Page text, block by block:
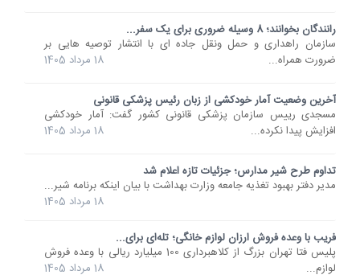
رانندگان بخوانند؛ 8 وسیله ضروری برای یک سفر...
سازمان راهداری و حمل ونقل جاده ای با انتشار توصیه هایی بر
ضرورت همراه...
18 مرداد 1405
آخرین وضعیت آمار خودکشی از زبان رئیس پزشکی قانونی
مسجدی رییس سازمان پزشکی قانونی کشور گفت: آمار خودکشی
افزایش پیدا نکرده...
18 مرداد 1405
تداوم طرح شیر مدارس؛ جزئیات تازه اعلام شد
مدیر دفتر بهبود تغذیه جامعه وزارت بهداشت با بیان اینکه برنامه شیر...
18 مرداد 1405
فریب با وعده فروش ارزان لوازم خانگی؛ تله‌ای برای...
پلیس فتا تهران بزرگ از کلاهبرداری 100 میلیارد ریالی با وعده فروش
لوازم...
18 مرداد 1405